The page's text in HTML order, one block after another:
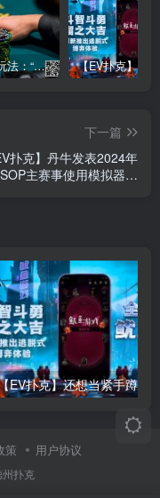
【EV扑克】玩法：“松弱鱼/松凶鱼打法”的基本攻略
下一篇
扑克】丹牛发表2024年
主赛事使用模拟器事
策 用户协议
州扑克